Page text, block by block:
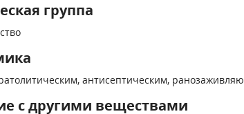
группа
антисептическим,
с другими веществами